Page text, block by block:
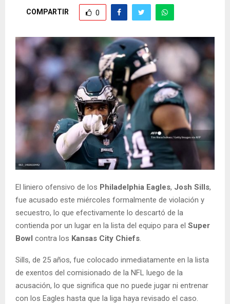
COMPARTIR 0
El liniero ofensivo de los Philadelphia Eagles, Josh Sills,
fue acusado este miércoles formalmente de violación y
secuestro, lo que efectivamente lo descartó de la
contienda por un lugar en la lista del equipo para el Super
Bowl contra los Kansas City Chiefs.
Sills, de 25 años, fue colocado inmediatamente en la lista
de exentos del comisionado de la NFL luego de la
acusación, lo que significa que no puede jugar ni entrenar
con los Eagles hasta que la liga haya revisado el caso.